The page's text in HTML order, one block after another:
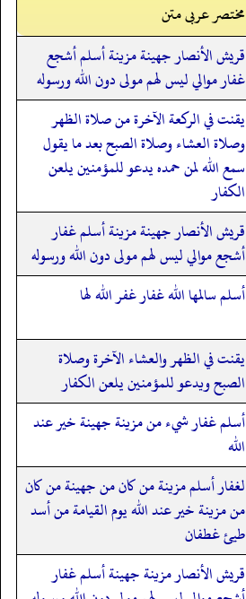
مختصر عربی متن
قريش الأنصار جهينة مزينة أسلم أشجع
غفار موالي ليس لهم مولى دون الله ورسوله
يقنت في الركعة الآخرة من صلاة الظهر
وصلاة العشاء وصلاة الصبح بعد ما يقول
سمع الله لمن حمده يدعو للمؤمنين يلعن
الكفار
قريش الأنصار جهينة مزينة أسلم غفار
أشجع موالي ليس لهم مولى دون الله ورسوله
أسلم سالمها الله غفار غفر الله لها
يقنت في الظهر والعشاء الآخرة وصلاة
الصبح ويدعو للمؤمنين يلعن الكفار
أسلم غفار شيء من مزينة جهينة خير عند
الله
لغفار أسلم مزينة من كان من جهينة من كان
من مزينة خير عند الله يوم القيامة من أسد
طيئ غطفان
قريش الأنصار مزينة جهينة أسلم غفار